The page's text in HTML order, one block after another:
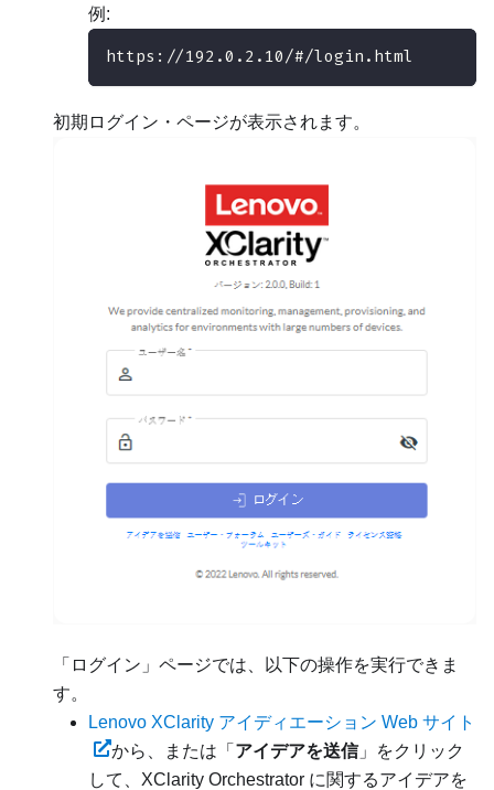
例:
https://192.0.2.10/#/login.html
初期ログイン・ページが表示されます。
「ログイン」ページでは、以下の操作を実行できま
す。
Lenovo XClarity アイディエーション Web サイト
から、または「 アイデアを送信」をクリック
して、 XClarity Orchestrator に関するアイデアを